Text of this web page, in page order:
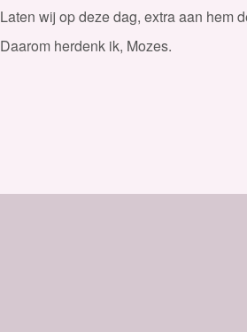
Laten wij op deze dag, extra aan hem
Daarom herdenk ik, Mozes.